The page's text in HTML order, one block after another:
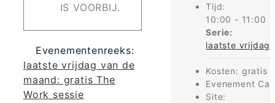
IS VOORBIJ.
Evenementenreeks:
laatste vrijdag van de
maand: gratis The
Work sessie
Tijd:
10:00 - 11:00
Serie:
laatste vrijdag
Kosten: gratis
Evenement
Site: